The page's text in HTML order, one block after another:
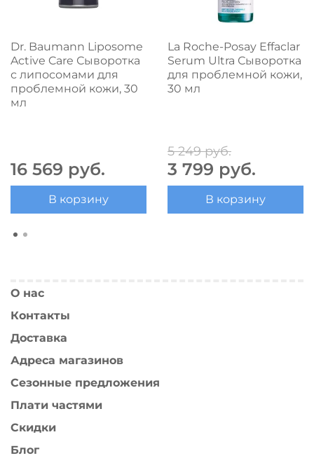
Dr. Baumann Liposome
Active Care Сыворотка
с липосомами для
проблемной кожи, 30
мл
16 569 руб.
В корзину
La Roche-Posay Effaclar
Serum Ultra Сыворотка
для проблемной кожи,
30 мл
5 249 руб.
3 799 руб.
В корзину
О нас
Контакты
Доставка
Адреса магазинов
Сезонные предложения
Плати частями
Скидки
Блог